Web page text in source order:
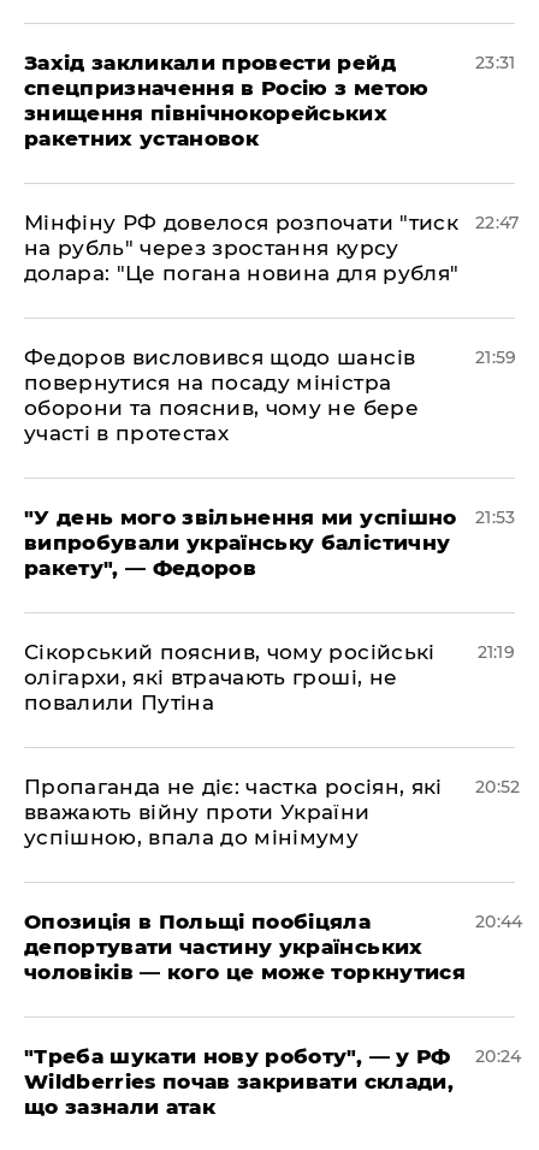
​Захід закликали провести рейд
спецпризначення в Росію з метою
знищення північнокорейських
ракетних установок
23:31
​Мінфіну РФ довелося розпочати "тиск
на рубль" через зростання курсу
долара: "Це погана новина для рубля"
22:47
​Федоров висловився щодо шансів
повернутися на посаду міністра
оборони та пояснив, чому не бере
участі в протестах
21:59
​"У день мого звільнення ми успішно
випробували українську балістичну
ракету", — Федоров
21:53
​Сікорський пояснив, чому російські
олігархи, які втрачають гроші, не
повалили Путіна
21:19
​Пропаганда не діє: частка росіян, які
вважають війну проти України
успішною, впала до мінімуму
20:52
​Опозиція в Польщі пообіцяла
депортувати частину українських
чоловіків — кого це може торкнутися
20:44
​"Треба шукати нову роботу", — у РФ
Wildberries почав закривати склади,
що зазнали атак
20:24